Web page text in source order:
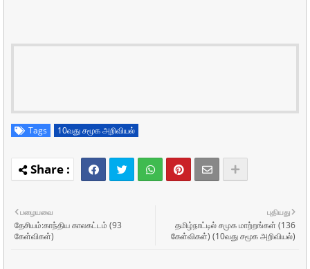
Tags 10வது சமூக அறிவியல்
புதியது
தமிழ்நாட்டில் சமுக மாற்றங்கள் (136
கேள்விகள்) (10வது சமூக அறிவியல்)
பழையவை
தேசியம்:காந்திய காலகட்டம் (93
கேள்விகள்)